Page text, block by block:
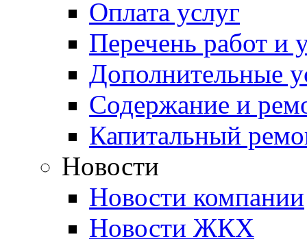
Оплата услуг
Перечень работ и
Дополнительные
Содержание и
Капитальный
Новости
Новости компании
Новости ЖКХ